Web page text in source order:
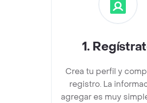
1.
Crea tu perfil y
registro. La
agregar es muy